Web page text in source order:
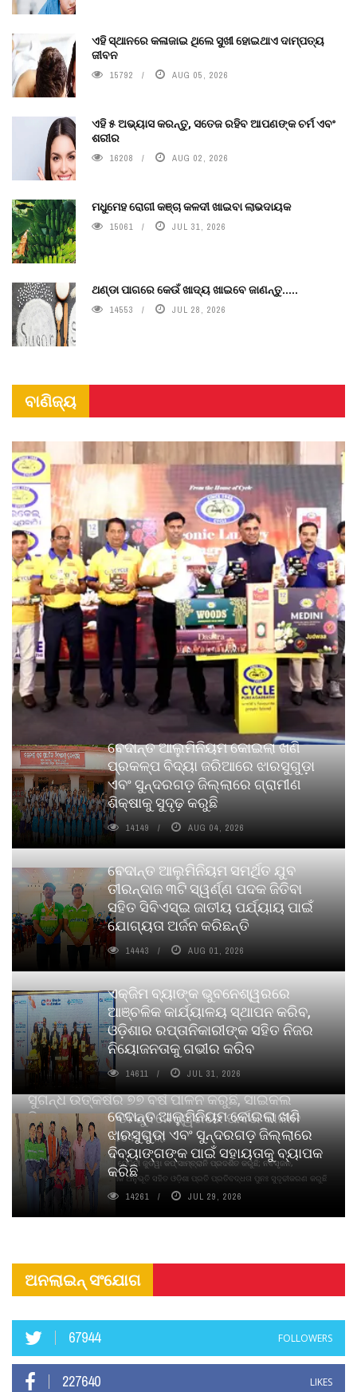
ଏହି ସ୍ଥାନରେ କଳାଜାଇ ଥିଲେ ସୁଖୀ ହୋଇଥାଏ ଦାମ୍ପତ୍ୟ
ଜୀବନ
15792 AUG 05, 2026
ଏହି ୫ ଅଭ୍ୟାସ କରନ୍ତୁ, ସତେଜ ରହିବ ଆପଣଙ୍କ ଚର୍ମ ଏବଂ
ଶରୀର
16208 AUG 02, 2026
ମଧୁମେହ ରୋଗୀ କଞ୍ଚା କଳଦୀ ଖାଇବା ଲାଭଦାୟକ
15061 JUL 31, 2026
ଥଣ୍ଡା ପାଗରେ କେଉଁ ଖାଦ୍ୟ ଖାଇବେ ଜାଣନ୍ତୁ.....
14553 JUL 28, 2026
ବାଣିଜ୍ୟ
ସୁଗନ୍ଧ ଉତ୍କର୍ଷର ୭୭ ବର୍ଷ ପାଳନ କରୁଛି, ସାଇକଲ
ପିୟୋର୍‌ ଅଗରବତୀ ଭୁବନେଶ୍ୱରରେ ପାର୍ବଣ କାଳୀନ
ନବସୃଜନ ଉନ୍ମୋଚନ କଲା
ବାଉଁଶ ବିହୀନ କଠିନ ଧୂପ ଏବଂ ମେଦିନୀ ଜୁଡୱା କପ୍‌ ସାମ୍ବ୍ରାନି ପ୍ରଦର୍ଶିତ କରୁଛି; ନବସୃଜନ,
ଦୀର୍ଘସ୍ଥାୟିତା ଏବଂ ଆଧ୍ୟାତ୍ମିକ ଅନୁଭୂତି ସହିତ ଓଡ଼ିଶା ପ୍ରତି ପ୍ରତିବଦ୍ଧତା ପୁନଃ ସୁଦୃଢୀକରଣ କରୁଛି
ବେଦାନ୍ତ ଆଲୁମିନିୟମ କୋଇଲା ଖଣି
ପ୍ରକଳ୍ପ ବିଦ୍ୟା ଜରିଆରେ ଝାରସୁଗୁଡ଼ା
ଏବଂ ସୁନ୍ଦରଗଡ଼ ଜିଲ୍ଲାରେ ଗ୍ରାମୀଣ
ଶିକ୍ଷାକୁ ସୁଦୃଢ଼ କରୁଛି
14149 AUG 04, 2026
ବେଦାନ୍ତ ଆଲୁମିନିୟମ ସମର୍ଥିତ ଯୁବ
ତୀରନ୍ଦାଜ ୩ଟି ସ୍ୱର୍ଣ୍ଣ ପଦକ ଜିତିବା
ସହିତ ସିବିଏସ୍ଇ ଜାତୀୟ ପର୍ଯ୍ୟାୟ ପାଇଁ
ଯୋଗ୍ୟତା ଅର୍ଜନ କରିଛନ୍ତି
14443 AUG 01, 2026
ଏକ୍ଜିମ ବ୍ୟାଙ୍କ ଭୁବନେଶ୍ୱରରେ
ଆଞ୍ଚଳିକ କାର୍ଯ୍ୟାଳୟ ସ୍ଥାପନ କରିବ,
ଓଡ଼ିଶାର ରପ୍ତାନିକାରୀଙ୍କ ସହିତ ନିଜର
ନିୟୋଜନତାକୁ ଗଭୀର କରିବ
14611 JUL 31, 2026
ବେଦାନ୍ତ ଆଲୁମିନିୟମ କୋଇଲା ଖଣି
ଝାରସୁଗୁଡା ଏବଂ ସୁନ୍ଦରଗଡ଼ ଜିଲ୍ଲାରେ
ଦିବ୍ୟାଙ୍ଗଙ୍କ ପାଇଁ ସହାୟତାକୁ ବ୍ୟାପକ
କରିଛି
14261 JUL 29, 2026
ଅନଲାଇନ୍ ସଂଯୋଗ
67944 FOLLOWERS
227640 LIKES